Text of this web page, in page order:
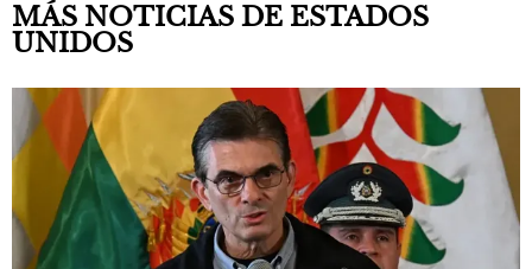
MÁS NOTICIAS DE ESTADOS
UNIDOS